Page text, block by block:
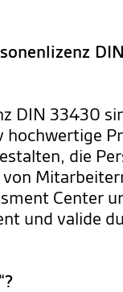
DIN 33430
die
Center
und valide